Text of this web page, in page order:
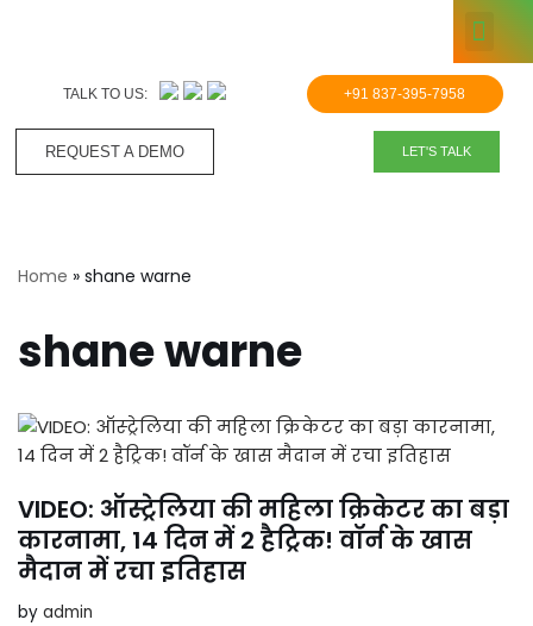
TALK TO US: +91 837-395-7958
REQUEST A DEMO​ LET'S TALK
Home » shane warne
shane warne
VIDEO: ऑस्ट्रेलिया की महिला क्रिकेटर का बड़ा
कारनामा, 14 दिन में 2 हैट्रिक! वॉर्न के खास
मैदान में रचा इतिहास
by admin